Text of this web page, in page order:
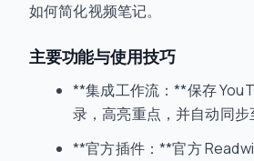
如何简化视频笔记。
主要功能与使用技巧
**集成工作流：**保存
录，高亮重点，并自动同步
**官方插件：**官方